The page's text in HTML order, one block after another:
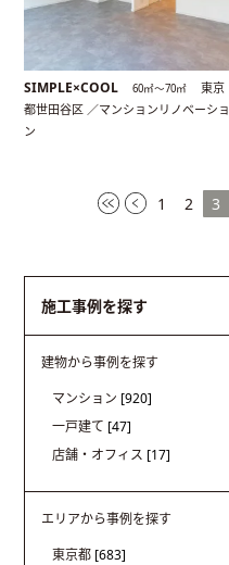
SIMPLE×COOL 60㎡〜70㎡
東京
都世田谷区 ／マンションリノベーショ
ン
1 2 3
施工事例を探す
建物から事例を探す
マンション [920]
一戸建て [47]
店舗・オフィス [17]
エリアから事例を探す
東京都 [683]